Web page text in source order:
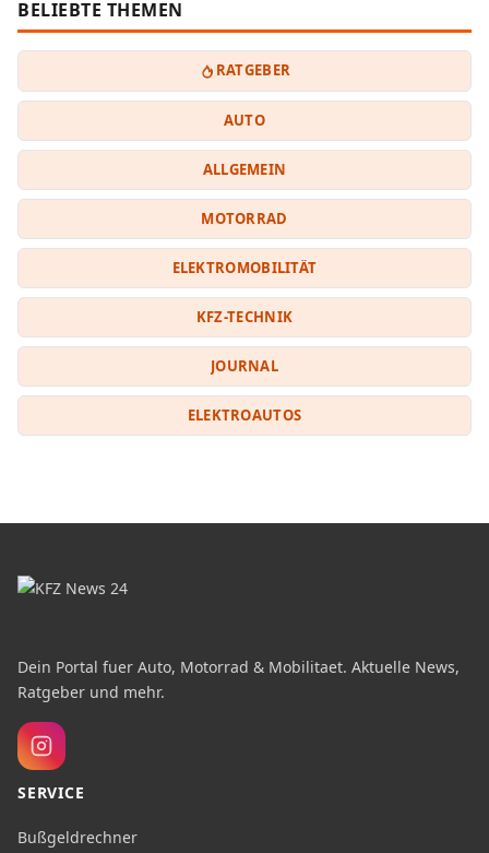
BELIEBTE THEMEN
RATGEBER
AUTO
ALLGEMEIN
MOTORRAD
ELEKTROMOBILITÄT
KFZ-TECHNIK
JOURNAL
ELEKTROAUTOS
Dein Portal fuer Auto, Motorrad & Mobilitaet. Aktuelle News,
Ratgeber und mehr.
SERVICE
Bußgeldrechner